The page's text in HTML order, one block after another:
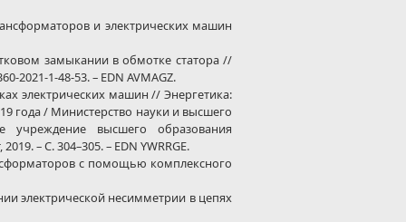
и электрических машин
замыкании в обмотке статора //
2021-1-48-53. – EDN AVMAGZ.
электрических машин // Энергетика:
года / Министерство науки и высшего
учреждение высшего образования
– С. 304–305. – EDN YWRRGE.
с помощью комплексного
электрической несимметрии в цепях